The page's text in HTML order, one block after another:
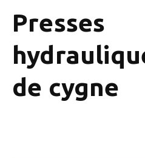
Presses
de cygne